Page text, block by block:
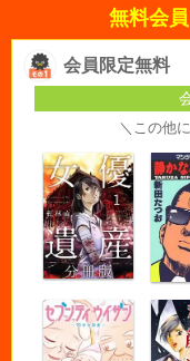
無料会員
会員限定無料
＼この他